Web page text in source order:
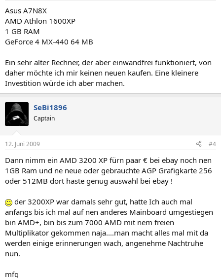
Asus A7N8X
AMD Athlon 1600XP
1 GB RAM
GeForce 4 MX-440 64 MB
Ein sehr alter Rechner, der aber einwandfrei funktioniert, von
daher möchte ich mir keinen neuen kaufen. Eine kleinere
Investition würde ich aber machen.
SeBi1896
Captain
12. Juni 2009 #4
Dann nimm ein AMD 3200 XP fürn paar € bei ebay noch nen
1GB Ram und ne neue oder gebrauchte AGP Grafigkarte 256
oder 512MB dort haste genug auswahl bei ebay !
der 3200XP war damals sehr gut, hatte Ich auch mal
anfangs bis ich mal auf nen anderes Mainboard umgestiegen
bin AMD+, bin bis zum 7000 AMD mit nem freien
Multiplikator gekommen naja....man macht alles mal mit da
werden einige erinnerungen wach, angenehme Nachtruhe
nun.
mfg